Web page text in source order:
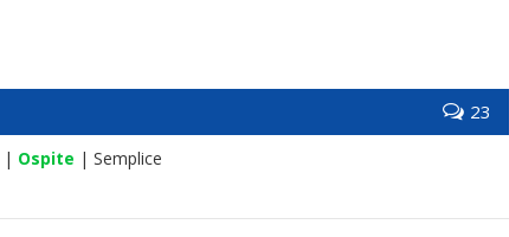
23
| Ospite | Semplice